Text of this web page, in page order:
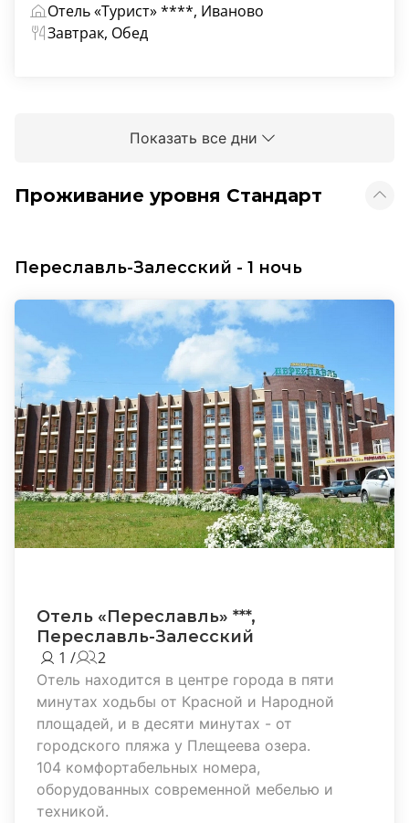
Отель «Турист» ****, Иваново
Завтрак, Обед
Показать все дни
Проживание уровня Стандарт
Переславль-Залесский - 1 ночь
Отель «Переславль» ***,
Переславль-Залесский
1 /
2
Отель находится в центре города в пяти
минутах ходьбы от Красной и Народной
площадей, и в десяти минутах - от
городского пляжа у Плещеева озера.
104 комфортабельных номера,
оборудованных современной мебелью и
техникой.